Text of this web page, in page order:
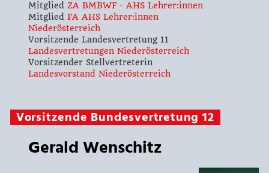
Mitglied ZA BMBWF - AHS Lehrer:innen
Mitglied FA AHS Lehrer:innen
Niederösterreich
Vorsitzende Landesvertretung 11
Landesvertretungen Niederösterreich
Vorsitzender Stellvertreterin
Landesvorstand Niederösterreich
Vorsitzende Bundesvertretung 12
Gerald Wenschitz